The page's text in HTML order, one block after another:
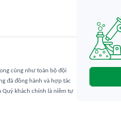
cũng như toàn bộ đội
đã đồng hành và hợp tác
khách chính là niềm tự